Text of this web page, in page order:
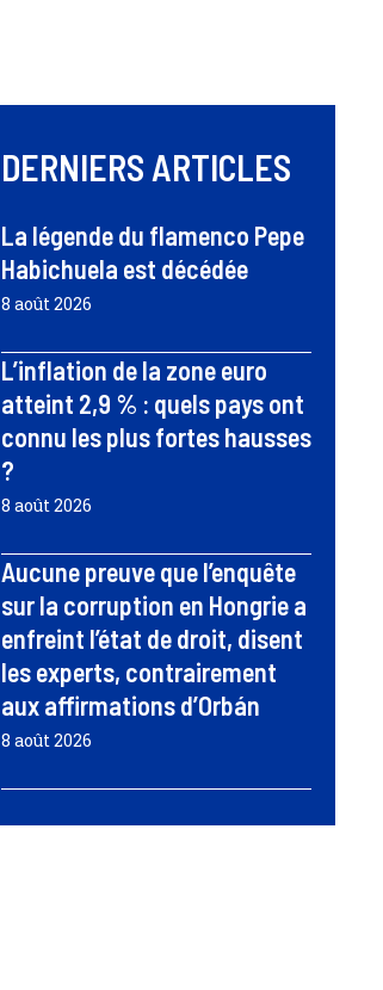
DERNIERS ARTICLES
La légende du flamenco Pepe
Habichuela est décédée
8 août 2026
L’inflation de la zone euro
atteint 2,9 % : quels pays ont
connu les plus fortes hausses
?
8 août 2026
Aucune preuve que l’enquête
sur la corruption en Hongrie a
enfreint l’état de droit, disent
les experts, contrairement
aux affirmations d’Orbán
8 août 2026